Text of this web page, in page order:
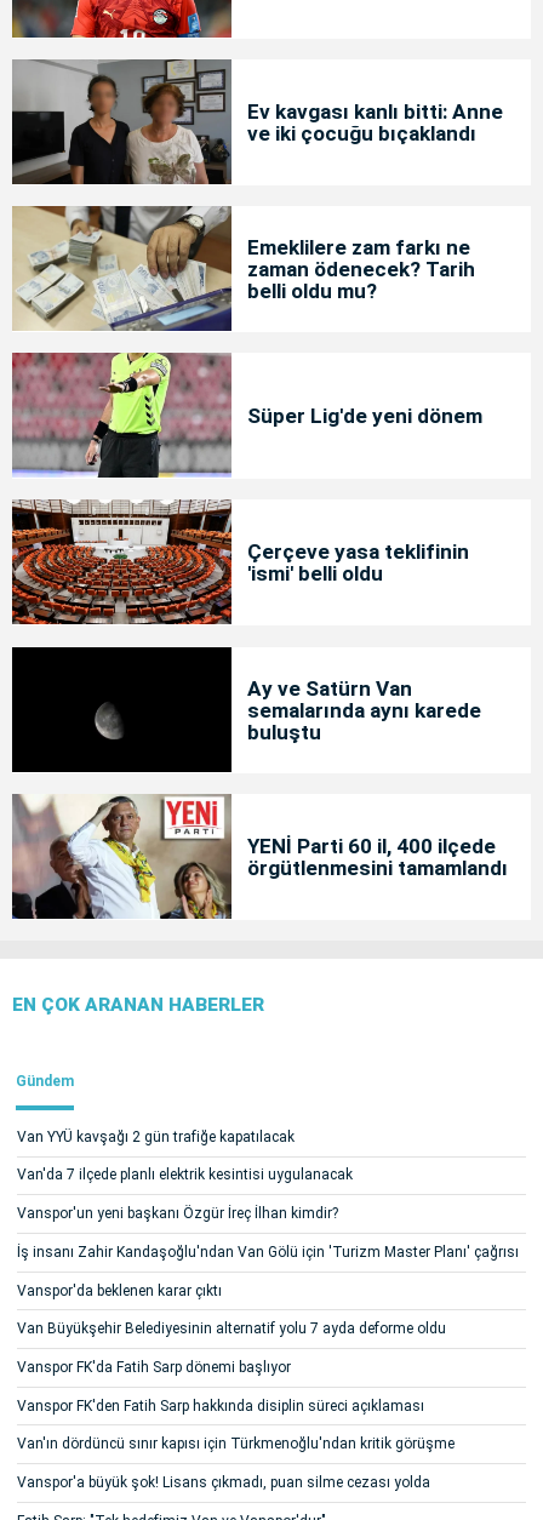
Ev kavgası kanlı bitti: Anne
ve iki çocuğu bıçaklandı
Emeklilere zam farkı ne
zaman ödenecek? Tarih
belli oldu mu?
Süper Lig'de yeni dönem
Çerçeve yasa teklifinin
'ismi' belli oldu
Ay ve Satürn Van
semalarında aynı karede
buluştu
YENİ Parti 60 il, 400 ilçede
örgütlenmesini tamamlandı
EN ÇOK ARANAN HABERLER
Gündem
Van YYÜ kavşağı 2 gün trafiğe kapatılacak
Van'da 7 ilçede planlı elektrik kesintisi uygulanacak
Vanspor'un yeni başkanı Özgür İreç İlhan kimdir?
İş insanı Zahir Kandaşoğlu'ndan Van Gölü için 'Turizm Master Planı' çağrısı
Vanspor'da beklenen karar çıktı
Van Büyükşehir Belediyesinin alternatif yolu 7 ayda deforme oldu
Vanspor FK'da Fatih Sarp dönemi başlıyor
Vanspor FK'den Fatih Sarp hakkında disiplin süreci açıklaması
Van'ın dördüncü sınır kapısı için Türkmenoğlu'ndan kritik görüşme
Vanspor'a büyük şok! Lisans çıkmadı, puan silme cezası yolda